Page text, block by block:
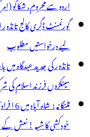
اردو سے محروم، شکاگو
گورنمنٹ ڈگری کالج
لیے درخواستیں مطلوب
تانڈور کی جدید عیدگاہ
سینکڑوں فرزند اسلام کی
خودکشی کا شبہ ! نعش کے